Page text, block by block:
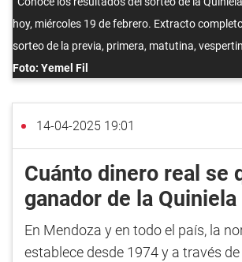
hoy, miércoles 19 de febrero. Extracto
sorteo de la previa, primera, matutina,
Foto: Yemel Fil
14-04-2025 19:01
Cuánto dinero real se
ganador de la Quiniela
En Mendoza y en todo el país, la
establece desde 1974 y a través